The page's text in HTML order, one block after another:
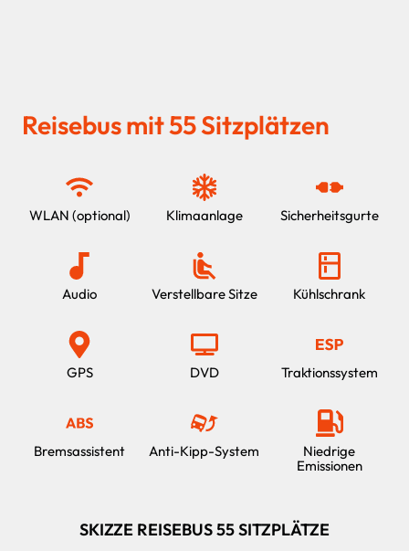
Reisebus mit 55 Sitzplätzen
WLAN (optional) Klimaanlage Sicherheitsgurte
Audio Verstellbare Sitze Kühlschrank
GPS DVD Traktionssystem
Bremsassistent Anti-Kipp-System
Niedrige
Emissionen
SKIZZE REISEBUS 55 SITZPLÄTZE